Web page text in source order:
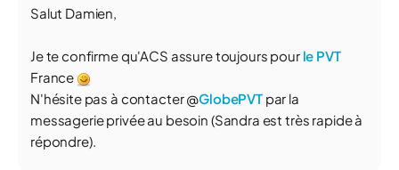
Salut Damien,
Je te confirme qu'ACS assure toujours pour le PVT
France
N'hésite pas à contacter @GlobePVTpar la
messagerie privée au besoin (Sandra est très rapide à
répondre).